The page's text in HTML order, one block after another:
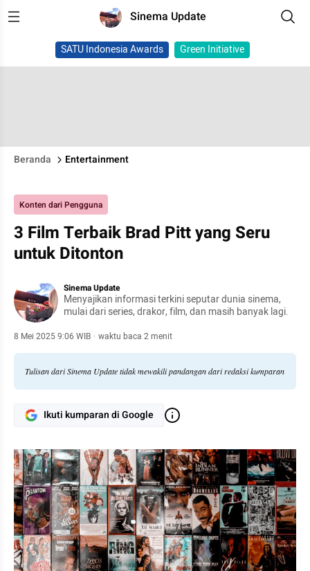
Sinema Update
SATU Indonesia Awards Green Initiative
Beranda Entertainment
Konten dari Pengguna
3 Film Terbaik Brad Pitt yang Seru
untuk Ditonton
Sinema Update
Menyajikan informasi terkini seputar dunia sinema,
mulai dari series, drakor, film, dan masih banyak lagi.
8 Mei 2025 9:06 WIB · waktu baca 2 menit
Tulisan dari Sinema Update tidak mewakili pandangan dari redaksi kumparan
Ikuti kumparan di Google